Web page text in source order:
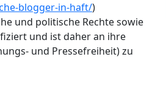
blogger-in-haft/)
und politische Rechte sowie
und ist daher an ihre
und Pressefreiheit) zu